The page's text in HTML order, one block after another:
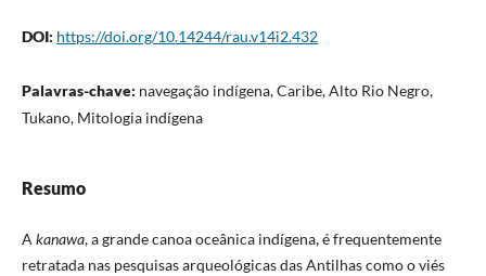
DOI: https://doi.org/10.14244/rau.v14i2.432
Palavras-chave: navegação indígena, Caribe, Alto Rio Negro,
Tukano, Mitologia indígena
Resumo
A kanawa, a grande canoa oceânica indígena, é frequentemente
retratada nas pesquisas arqueológicas das Antilhas como o viés